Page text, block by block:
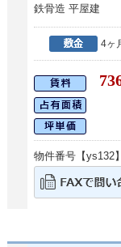
鉄骨造 平屋建
4ヶ
物件番号【ys132】